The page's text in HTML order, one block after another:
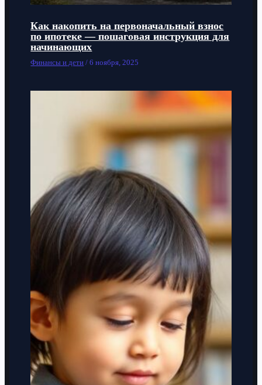
Как накопить на первоначальный взнос
по ипотеке — пошаговая инструкция для
начинающих
Финансы и дети /6 ноября, 2025